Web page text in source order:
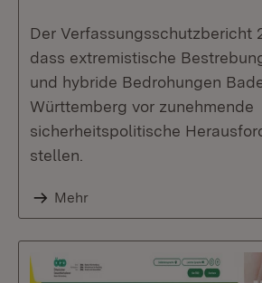
Der Verfassungsschutzbericht
dass extremistische
und hybride Bedrohungen
Württemberg vor zunehmende
sicherheitspolitische
stellen.
Mehr